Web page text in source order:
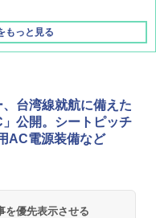
もっと見る
台湾線就航に備えた
公開。シートピッチ
AC電源装備など
を優先表示させる